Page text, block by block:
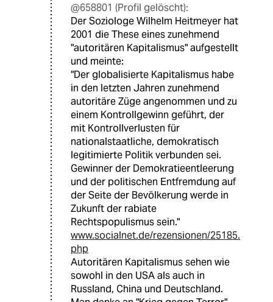
@658801 (Profil gelöscht):
Der Soziologe Wilhelm Heitmeyer hat
2001 die These eines zunehmend
"autoritären Kapitalismus" aufgestellt
und meinte:
"Der globalisierte Kapitalismus habe
in den letzten Jahren zunehmend
autoritäre Züge angenommen und zu
einem Kontrollgewinn geführt, der
mit Kontrollverlusten für
nationalstaatliche, demokratisch
legitimierte Politik verbunden sei.
Gewinner der Demokratieentleerung
und der politischen Entfremdung auf
der Seite der Bevölkerung werde in
Zukunft der rabiate
Rechtspopulismus sein."
www.socialnet.de/rezensionen/25185.
php
Autoritären Kapitalismus sehen wie
sowohl in den USA als auch in
Russland, China und Deutschland.